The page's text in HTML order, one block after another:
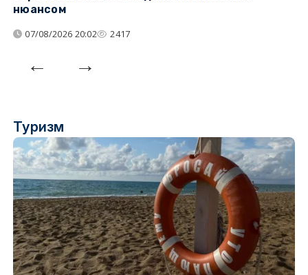
нюансом
07/08/2026 20:02 2417
Туризм